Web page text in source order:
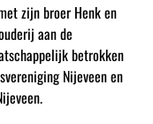
zijn broer Henk en
aan de
betrokken
Nijeveen en